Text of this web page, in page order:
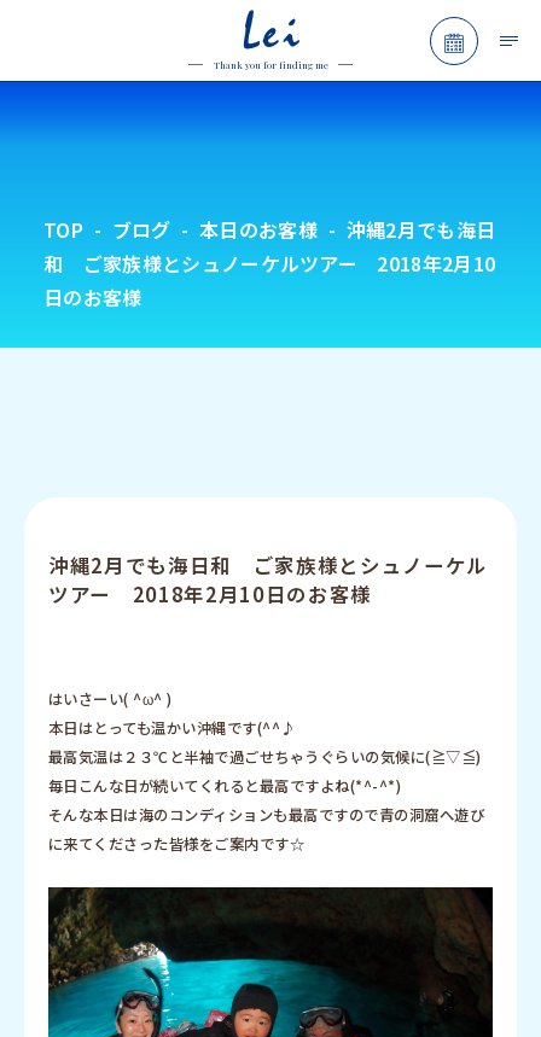
Lei
Thank you for finding me
予約フ
TOP ブログ 本日のお客様
沖縄2月でも海日
和 ご家族様とシュノーケルツアー 2018年2月10
日のお客様
沖縄2月でも海日和 ご家族様とシュノーケル
ツアー 2018年2月10日のお客様
はいさーい( ^ω^ )
本日はとっても温かい沖縄です(^^♪
最高気温は２３℃と半袖で過ごせちゃうぐらいの気候に(≧▽≦)
毎日こんな日が続いてくれると最高ですよね(*^-^*)
そんな本日は海のコンディションも最高ですので青の洞窟へ遊び
に来てくださった皆様をご案内です☆